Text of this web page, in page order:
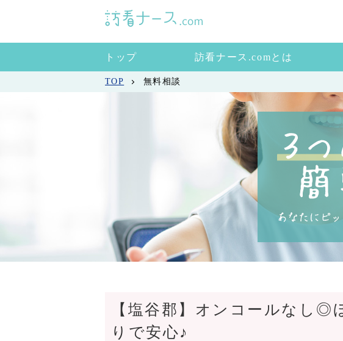
トップ 訪看ナース.comとは
TOP 無料相談
【塩谷郡】オンコールなし◎
りで安心♪